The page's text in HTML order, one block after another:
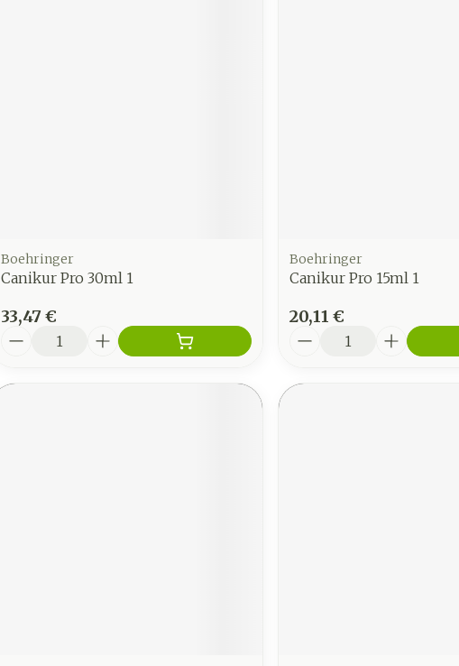
Boehringer
Canikur Pro 30ml 1
33,47 €
Quantité
Boehringer
Canikur Pro 15ml 1
20,11 €
Quantité